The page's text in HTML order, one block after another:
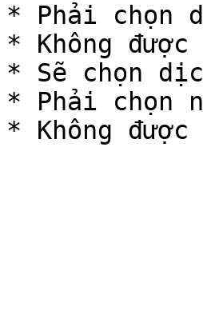
* Phải chọn
* Không
* Sẽ chọn
* Phải chọn